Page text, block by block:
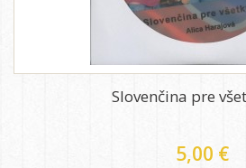
Slovenčina pre
5,00 €